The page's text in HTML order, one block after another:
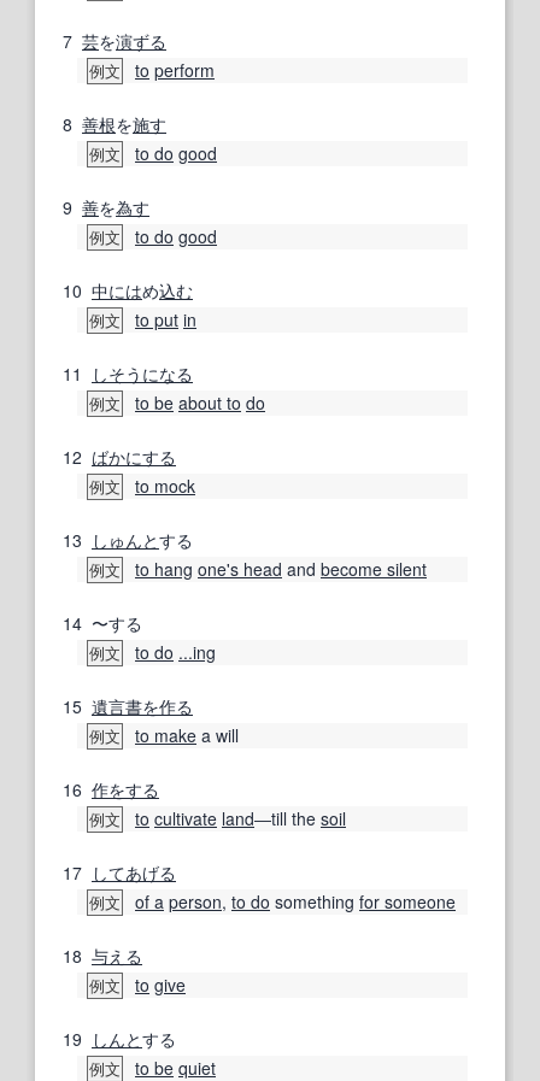
7 芸を演ずる
例文 to perform
8 善根を施す
例文 to do good
9 善を為す
例文 to do good
10 中にはめ込む
例文 to put in
11 しそうになる
例文 to be about to do
12 ばかにする
例文 to mock
13 しゅんとする
例文 to hang one's head and become silent
14 〜する
例文 to do ...ing
15 遺言書を作る
例文 to make a will
16 作をする
例文 to cultivate land―till the soil
17 してあげる
例文 of a person, to do something for someone
18 与える
例文 to give
19 しんとする
例文 to be quiet